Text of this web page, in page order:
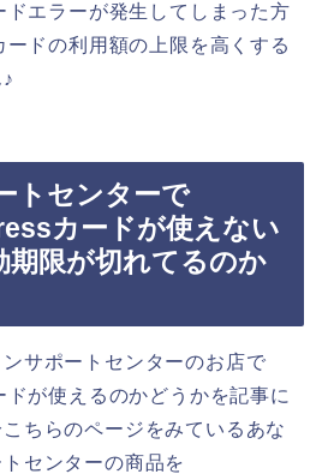
エラーが発生してしまった方
ドの利用額の上限を高くする
トセンターで
カードが使えない
期限が切れてるのか
サポートセンターのお店で
が使えるのかどうかを記事に
ちらのページをみているあな
センターの商品を